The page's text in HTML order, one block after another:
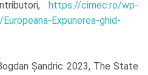
https://cimec.ro/wp-
Expunerea-ghid-
Șandric 2023, The State